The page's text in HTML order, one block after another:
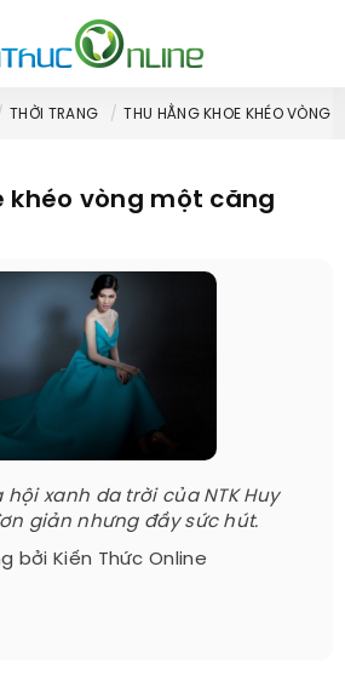
THỜI TRANG THU HẰNG KHOE KHÉO VÒNG
khéo vòng một căng
hội xanh da trời của NTK Huy
giản nhưng đầy sức hút.
bởi Kiến Thức Online